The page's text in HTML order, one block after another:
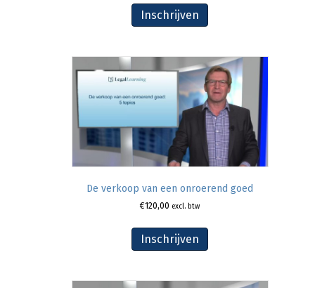
Inschrijven
De verkoop van een onroerend goed
€120,00 excl. btw
Inschrijven